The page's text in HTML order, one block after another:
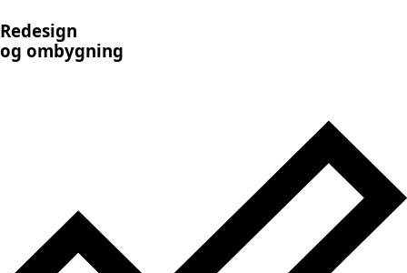
Redesign
og ombygning